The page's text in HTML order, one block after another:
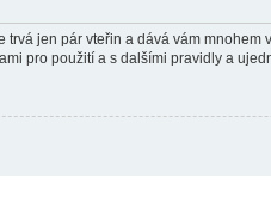
jen pár vteřin a dává vám
pro použití a s dalšími pravidly a